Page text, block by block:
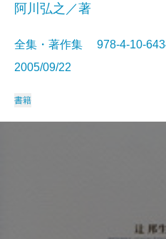
阿川弘之／著
全集・著作集 978-4-10-
2005/09/22
書籍